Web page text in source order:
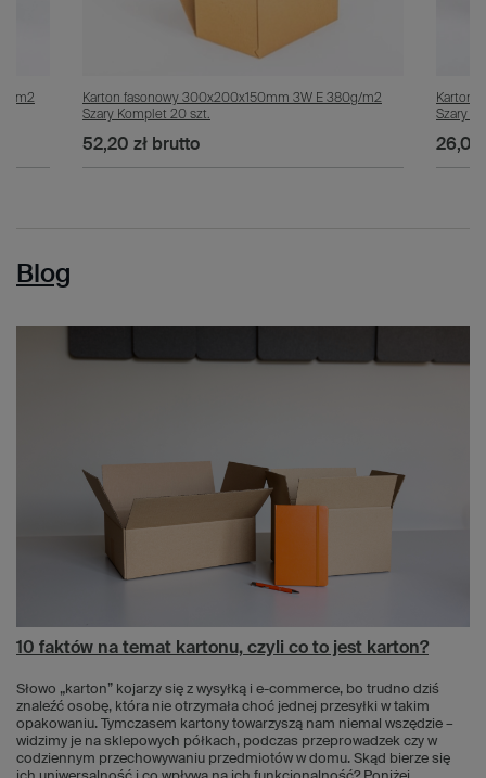
m2
Karton fasonowy 300x200x150mm 3W E 380g/m2
Szary Komplet 20 szt.
52,20 złbrutto
Karton
Szary
26,00
Blog
10 faktów na temat kartonu, czyli co to jest karton?
Słowo „karton” kojarzy się z wysyłką i e-commerce, bo trudno dziś
znaleźć osobę, która nie otrzymała choć jednej przesyłki w takim
opakowaniu. Tymczasem kartony towarzyszą nam niemal wszędzie –
widzimy je na sklepowych półkach, podczas przeprowadzek czy w
codziennym przechowywaniu przedmiotów w domu. Skąd bierze się